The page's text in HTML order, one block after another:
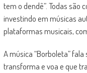
tem o dendê”. Todas são
investindo em músicas
plataformas musicais,
A música “Borboleta”
transforma e voa e que